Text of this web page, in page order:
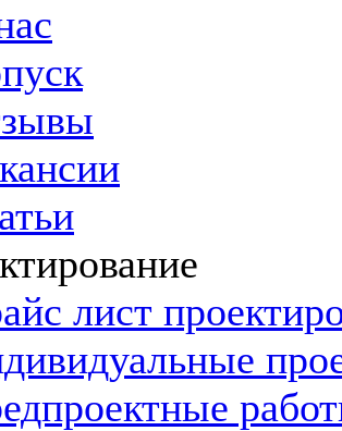
лист